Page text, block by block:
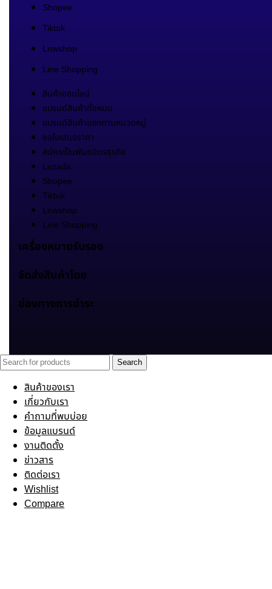
Shopee
Tiktok
Lnwshop
Line Shopping
สินค้าออนไลน์
แบรนด์สินค้าทั้งหมด
แบรนด์สินค้าแยกตามหมวดหมู่
ขอใบเสนอราคา
สมัครเป็นพันธมิตรธุรกิจ
Lazada
Shopee
Tiktok
Lnwshop
Line Shopping
เครื่องหมายรับรอง
จัดส่งสินค้าโดย
ช่องทางการชำระ
Search
สินค้าของเรา
เกี่ยวกับเรา
คำถามที่พบบ่อย
ข้อมูลแบรนด์
งานติดตั้ง
ข่าวสาร
ติดต่อเรา
Wishlist
Compare